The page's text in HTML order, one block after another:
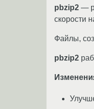
pbzip2 —
скорости
Файлы,
pbzip2